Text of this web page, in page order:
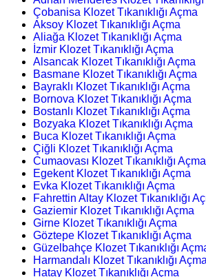
Çobanisa Klozet Tıkanıklığı Açma
Aksoy Klozet Tıkanıklığı Açma
Aliağa Klozet Tıkanıklığı Açma
İzmir Klozet Tıkanıklığı Açma
Alsancak Klozet Tıkanıklığı Açma
Basmane Klozet Tıkanıklığı Açma
Bayraklı Klozet Tıkanıklığı Açma
Bornova Klozet Tıkanıklığı Açma
Bostanlı Klozet Tıkanıklığı Açma
Bozyaka Klozet Tıkanıklığı Açma
Buca Klozet Tıkanıklığı Açma
Çiğli Klozet Tıkanıklığı Açma
Cumaovası Klozet Tıkanıklığı Açma
Egekent Klozet Tıkanıklığı Açma
Evka Klozet Tıkanıklığı Açma
Fahrettin Altay Klozet Tıkanıklığı
Gaziemir Klozet Tıkanıklığı Açma
Girne Klozet Tıkanıklığı Açma
Göztepe Klozet Tıkanıklığı Açma
Güzelbahçe Klozet Tıkanıklığı
Harmandalı Klozet Tıkanıklığı Açma
Hatay Klozet Tıkanıklığı Açma